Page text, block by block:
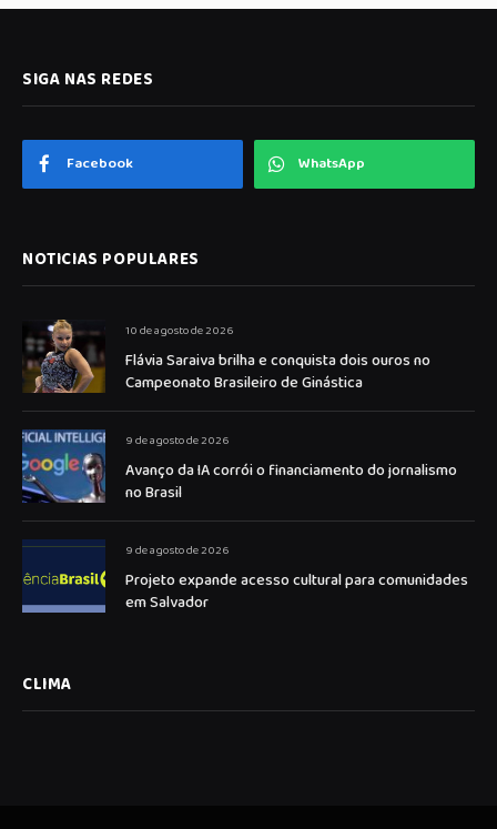
SIGA NAS REDES
Facebook WhatsApp
NOTICIAS POPULARES
10 de agosto de 2026
Flávia Saraiva brilha e conquista dois ouros no
Campeonato Brasileiro de Ginástica
9 de agosto de 2026
Avanço da IA corrói o financiamento do jornalismo
no Brasil
9 de agosto de 2026
Projeto expande acesso cultural para comunidades
em Salvador
CLIMA